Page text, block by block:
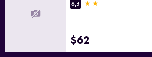
6,3
2 estrellas
$62